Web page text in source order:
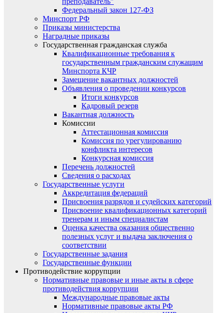
Федеральный закон 127-ФЗ
Минспорт РФ
Приказы министерства
Наградные приказы
Государственная гражданская служба
Квалификационные требования к
государственным гражданским служащим
Минспорта КЧР
Замещение вакантных должностей
Объявления о проведении конкурсов
Итоги конкурсов
Кадровый резерв
Вакантная должность
Комиссии
Аттестационная комиссия
Комиссия по урегулированию
конфликта интересов
Конкурсная комиссия
Перечень должностей
Сведения о расходах
Государственные услуги
Аккредитация федераций
Присвоения разрядов и судейских категорий
Присвоение квалификационных категорий
тренерам и иным специалистам
Оценка качества оказания общественно
полезных услуг и выдача заключения о
соответствии
Государственные задания
Государственные функции
Противодействие коррупции
Нормативные правовые и иные акты в сфере
противодействия коррупции
Международные правовые акты
Нормативные правовые акты РФ